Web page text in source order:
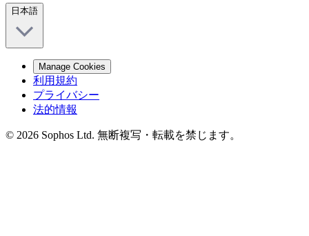
日本語
Manage Cookies
利用規約
プライバシー
法的情報
© 2026 Sophos Ltd. 無断複写・転載を禁じます。